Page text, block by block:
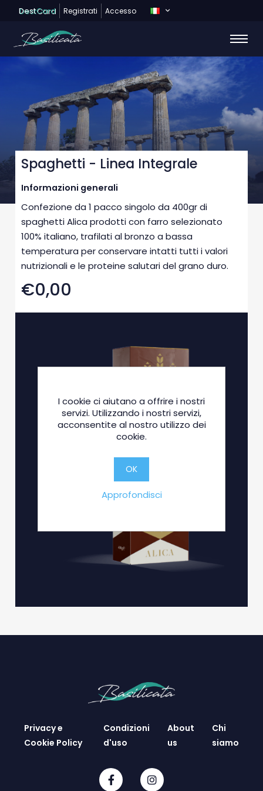
DestCard Registrati Accesso
Spaghetti - Linea Integrale
Informazioni generali
Confezione da 1 pacco singolo da 400gr di
spaghetti Alica prodotti con farro selezionato
100% italiano, trafilati al bronzo a bassa
temperatura per conservare intatti tutti i valori
nutrizionali e le proteine salutari del grano duro.
€0,00
Privacy e
Cookie Policy
Condizioni
d'uso
About
us
Chi
siamo
I cookie ci aiutano a offrire i nostri
servizi. Utilizzando i nostri servizi,
acconsentite al nostro utilizzo dei
cookie.
OK
Approfondisci